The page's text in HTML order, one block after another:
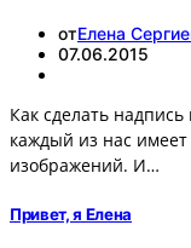
отЕлена
07.06.2015
Как сделать
каждый из нас
изображений. И…
Привет, я Елена